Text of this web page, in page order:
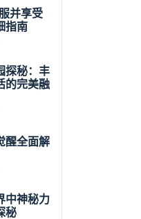
并享受
指南
探秘：丰
的完美融
醒全面解
中神秘力
秘